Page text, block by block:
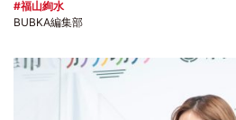
福山絢水
BUBKA編集部